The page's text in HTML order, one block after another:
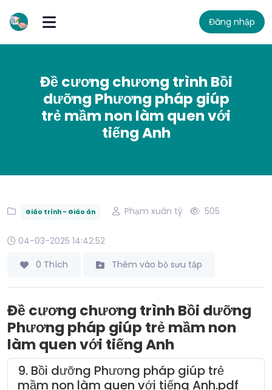
Đăng nhập
Đề cương chương trình Bồi
dưỡng Phương pháp giúp
trẻ mầm non làm quen với
tiếng Anh
Giáo trình - Giáo án Phạm xuân tý 505
04-03-2025 14:42:52
0 Thích
Thêm vào bộ sưu tập
Đề cương chương trình Bồi dưỡng
Phương pháp giúp trẻ mầm non
làm quen với tiếng Anh
9. Bồi dưỡng Phương pháp giúp trẻ
mầm non làm quen với tiếng Anh.pdf